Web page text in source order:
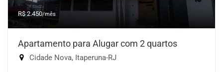
R$ 2.450/mês
Apartamento para Alugar com 2 quartos
Cidade Nova, Itaperuna-RJ